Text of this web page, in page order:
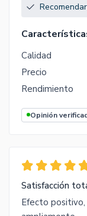
Calidad
Precio
Rendimiento
Opinión
Satisfacción
Efecto